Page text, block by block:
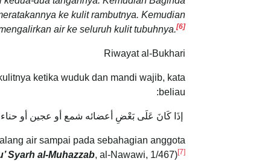
ke kulit rambutnya. Kemudian
air ke seluruh kulit tubuhnya.[6]
Riwayat al-Bukhari
ketika wuduk dan mandi wajib, kata
beliau:
إذَا كَانَ عَلَى بَعْضِ أعضائه شمع أو عجين أو
air sampai pada sebahagian anggota
Syarh al-Muhazzab, al-Nawawi, 1/467)[7]